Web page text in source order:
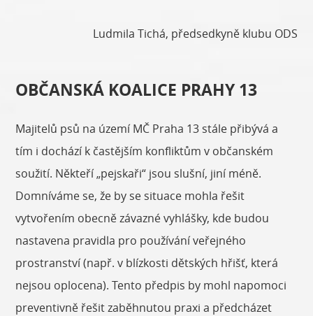
Ludmila Tichá, předsedkyně klubu ODS
OBČANSKÁ KOALICE PRAHY 13
Majitelů psů na území MČ Praha 13 stále přibývá a
tím i dochází k častějším konfliktům v občanském
soužití. Někteří „pejskaři“ jsou slušní, jiní méně.
Domníváme se, že by se situace mohla řešit
vytvořením obecně závazné vyhlášky, kde budou
nastavena pravidla pro používání veřejného
prostranství (např. v blízkosti dětských hřišť, která
nejsou oplocena). Tento předpis by mohl napomoci
preventivně řešit zaběhnutou praxi a předcházet